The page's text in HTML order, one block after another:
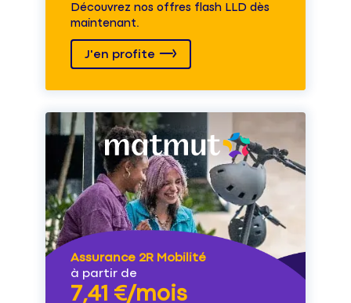
Découvrez nos offres flash LLD dès
maintenant.
J'en profite
Assurance 2R Mobilité
à partir de
7,41 €/mois